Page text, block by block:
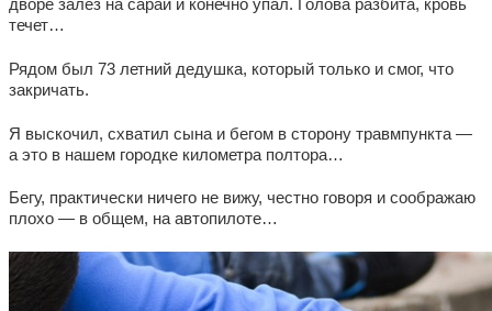
течет…
Рядом был 73 летний дедушка, который только и смог, что
закричать.
Я выскочил, схватил сына и бегом в сторону травмпункта —
а это в нашем городке километра полтора…
Бегу, практически ничего не вижу, честно говоря и соображаю
плохо — в общем, на автопилоте…